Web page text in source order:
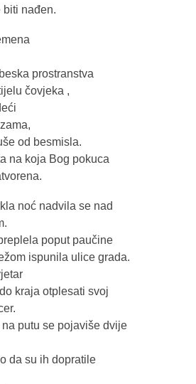
biti nađen.
prostranstva
čovjeka ,
od besmisla.
na koja Bog pokuca
noć nadvila se nad
poput paučine
ispunila ulice grada.
kraja otplesati svoj
putu se pojaviše dvije
da su ih dopratile